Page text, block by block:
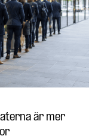
är mer